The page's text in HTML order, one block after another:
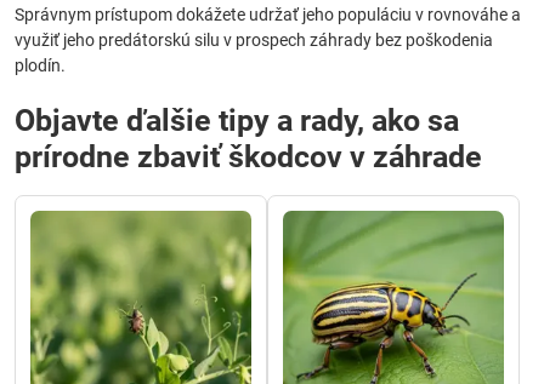
Správnym prístupom dokážete udržať jeho populáciu v rovnováhe a
využiť jeho predátorskú silu v prospech záhrady bez poškodenia
plodín.
Objavte ďalšie tipy a rady, ako sa
prírodne zbaviť škodcov v záhrade